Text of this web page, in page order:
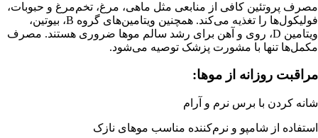
مصرف پروتئین کافی از منابعی مثل ماهی، مرغ، تخم‌مرغ و حبوبات،
فولیکول‌ها را تغذیه می‌کند. همچنین ویتامین‌های گروه B، بیوتین،
ویتامین D، روی و آهن برای رشد سالم موها ضروری هستند. مصرف
مکمل‌ها تنها با مشورت پزشک توصیه می‌شود.
مراقبت روزانه از موها:
شانه کردن با برس نرم و آرام
استفاده از شامپو و نرم‌کننده مناسب موهای نازک